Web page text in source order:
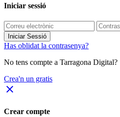
Iniciar sessió
Iniciar Sessió
Has oblidat la contrasenya?
No tens compte a Tarragona Digital?
Crea'n un gratis
close
Crear compte